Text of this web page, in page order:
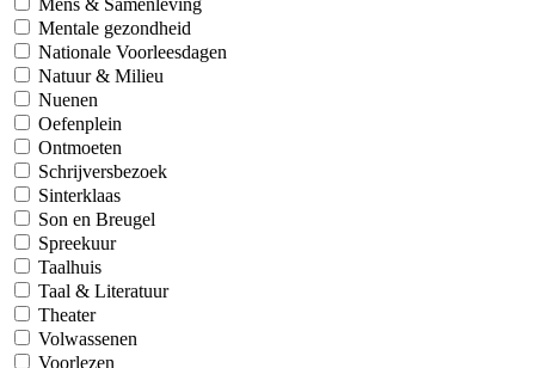
Mens & Samenleving
Mentale gezondheid
Nationale Voorleesdagen
Natuur & Milieu
Nuenen
Oefenplein
Ontmoeten
Schrijversbezoek
Sinterklaas
Son en Breugel
Spreekuur
Taalhuis
Taal & Literatuur
Theater
Volwassenen
Voorlezen